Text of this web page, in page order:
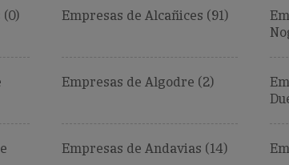
Empresas de Alcañices (91)
Empresas de Algodre (2)
Empresas de Andavias (14)